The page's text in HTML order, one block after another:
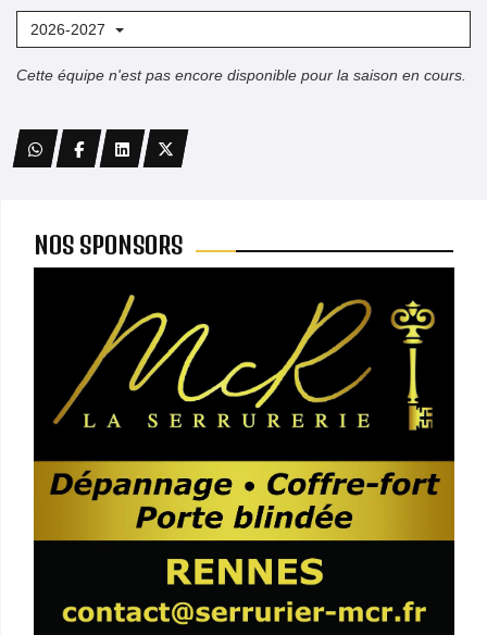
2026-2027
Cette équipe n'est pas encore disponible pour la saison en cours.
NOS SPONSORS